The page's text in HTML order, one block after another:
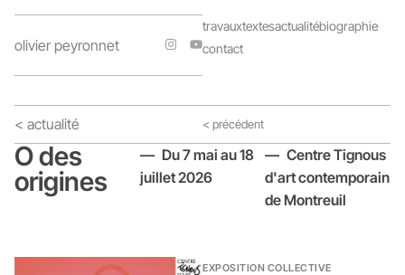
olivier peyronnet
travauxtextesactualitébiographie
contact
< actualité < précédent
O des
origines
— Du 7 mai au 18
juillet 2026
— Centre Tignous
d'art contemporain
de Montreuil
EXPOSITION COLLECTIVE